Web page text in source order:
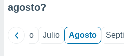
publicidad
agosto?
Junio Julio Agosto